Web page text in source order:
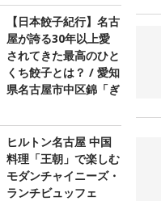
【日本餃子紀行】名古
屋が誇る30年以上愛
されてきた最高のひと
くち餃子とは？ / 愛知
県名古屋市中区錦「ぎ
ヒルトン名古屋 中国
料理「王朝」で楽しむ
モダンチャイニーズ・
ランチビュッフェ